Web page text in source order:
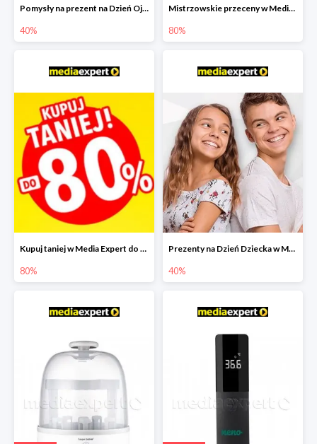
Pomysły na prezent na Dzień Ojca w Media Expert do -40%
40%
Mistrzowskie przeceny w Media Expert do -80%
80%
Kupuj taniej w Media Expert do -80%
80%
Prezenty na Dzień Dziecka w Media Expert do -40%
40%